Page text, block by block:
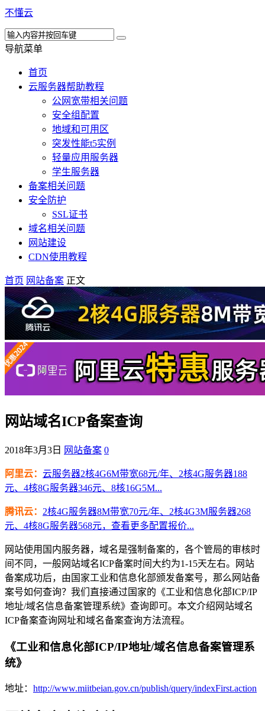
不懂云
导航菜单
首页
云服务器帮助教程
公网宽带相关问题
安全组配置
地域和可用区
突发性能t5实例
轻量应用服务器
学生服务器
备案相关问题
安全防护
SSL证书
域名相关问题
网站建设
CDN使用教程
首页 网站备案 正文
网站域名ICP备案查询
2018年3月3日 网站备案 0
阿里云： 云服务器2核4G6M带宽68元/年、2核4G服务器188
元、4核8G服务器346元、8核16G5M...
腾讯云： 2核4G服务器8M带宽70元/年、2核4G3M服务器268
元、4核8G服务器568元，查看更多配置报价...
网站使用国内服务器，域名是强制备案的，各个管局的审核时
间不同，一般网站域名ICP备案时间大约为1-15天左右。网站
备案成功后，由国家工业和信息化部颁发备案号，那么网站备
案号如何查询？我们直接通过国家的《工业和信息化部ICP/IP
地址/域名信息备案管理系统》查询即可。本文介绍网站域名
ICP备案查询网址和域名备案查询方法流程。
《工业和信息化部ICP/IP地址/域名信息备案管理系
统》
地址： http://www.miitbeian.gov.cn/publish/query/indexFirst.action